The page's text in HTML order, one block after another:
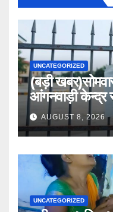
UNCATEGORIZED
(बड़ी
आंगनवाड़ी केन्द्र
AUGUST 8, 2026
UNCATEGORIZED